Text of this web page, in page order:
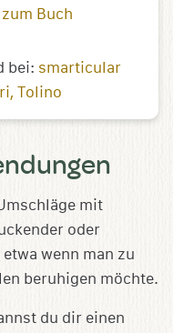
Buch
bei: smarticular
Tolino
mit
oder
wenn man zu
beruhigen möchte.
du dir einen